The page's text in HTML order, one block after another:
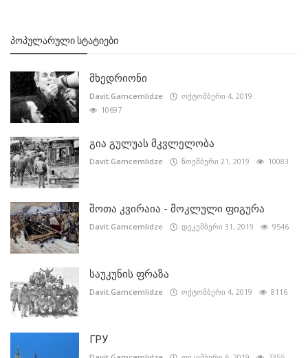
ᲞᲝᲞᲣᲚᲐᲠᲣᲚᲘ ᲡᲢᲐᲢᲘᲔᲑᲘ
მხედრიონი
Davit.Gamcemlidze
ოქტომბერი 4, 2019
10697
გია გულუას მკვლელობა
Davit.Gamcemlidze ნოემბერი 21, 2019 10083
შოთა კვირაია - მოკლული ფიგურა
Davit.Gamcemlidze დეკემბერი 31, 2019 9546
საუკუნის ფრაზა
Davit.Gamcemlidze ოქტომბერი 4, 2019 8116
ГРУ